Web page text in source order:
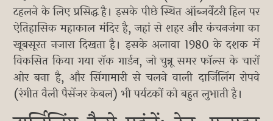
टहलने के लिए प्रसिद्ध है। इसके पीछे स्थित ऑब्जर्वेटरी हिल पर
ऐतिहासिक महाकाल मंदिर है, जहां से शहर और कंचनजंगा का
खूबसूरत नजारा दिखता है। इसके अलावा 1980 के दशक में
विकसित किया गया रॉक गार्डन, जो चुन्नू समर फॉल्स के चारों
ओर बना है, और सिंगामारी से चलने वाली दार्जिलिंग रोपवे
(रंगीत वैली पैसेंजर केबल) भी पर्यटकों को बहुत लुभाती है।